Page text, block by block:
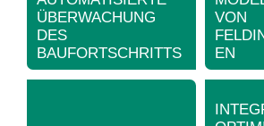
ÜBERWACHUNG
DES
BAUFORTSCHRITTS
VON
EN